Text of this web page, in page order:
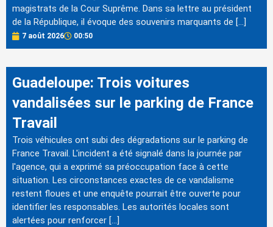
magistrats de la Cour Suprême. Dans sa lettre au président
de la République, il évoque des souvenirs marquants de […]
7 août 2026 00:50
Guadeloupe: Trois voitures
vandalisées sur le parking de France
Travail
Trois véhicules ont subi des dégradations sur le parking de
France Travail. L'incident a été signalé dans la journée par
l'agence, qui a exprimé sa préoccupation face à cette
situation. Les circonstances exactes de ce vandalisme
restent floues et une enquête pourrait être ouverte pour
identifier les responsables. Les autorités locales sont
alertées pour renforcer […]